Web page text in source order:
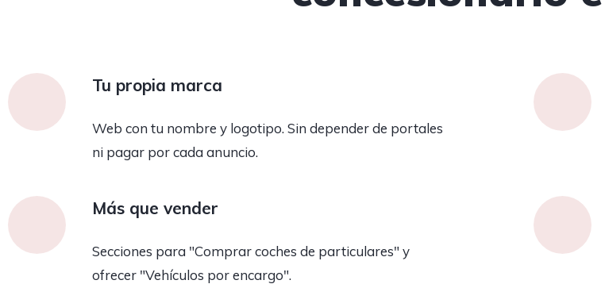
Tu propia marca
Web con tu nombre y logotipo. Sin depender de portales
ni pagar por cada anuncio.
Más que vender
Secciones para "Comprar coches de particulares" y
ofrecer "Vehículos por encargo".